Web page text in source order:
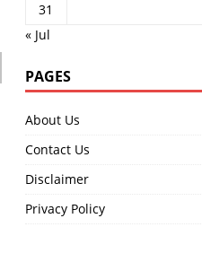
31
« Jul
PAGES
About Us
Contact Us
Disclaimer
Privacy Policy